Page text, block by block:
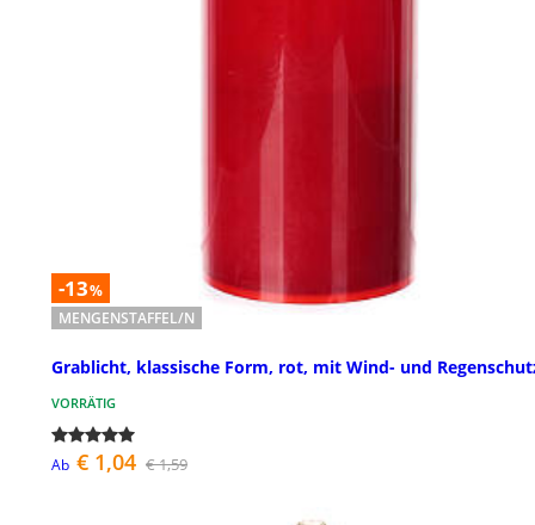
-13%
MENGENSTAFFEL/N
Grablicht, klassische Form, rot, mit Wind- und
VORRÄTIG
Ab € 1,04 € 1,59